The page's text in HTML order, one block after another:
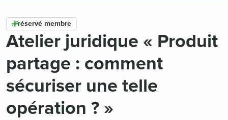
réservé membre
Atelier juridique « Produit
partage : comment
sécuriser une telle
opération ? »